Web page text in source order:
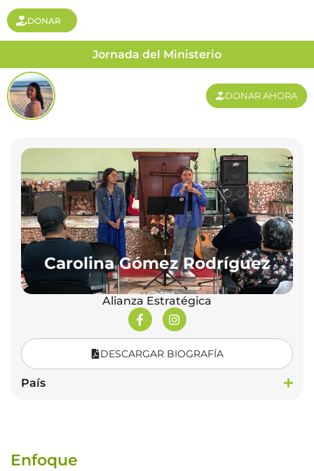
DONAR
Jornada del Ministerio
DONAR AHORA
Carolina Gómez Rodríguez
Alianza Estratégica
DESCARGAR BIOGRAFÍA
País
Enfoque